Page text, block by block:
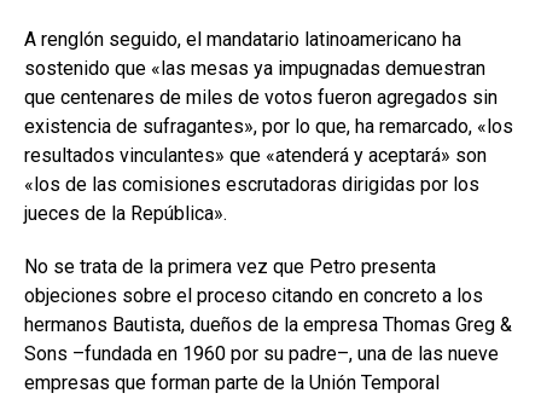
A renglón seguido, el mandatario latinoamericano ha
sostenido que «las mesas ya impugnadas demuestran
que centenares de miles de votos fueron agregados sin
existencia de sufragantes», por lo que, ha remarcado, «los
resultados vinculantes» que «atenderá y aceptará» son
«los de las comisiones escrutadoras dirigidas por los
jueces de la República».
No se trata de la primera vez que Petro presenta
objeciones sobre el proceso citando en concreto a los
hermanos Bautista, dueños de la empresa Thomas Greg &
Sons –fundada en 1960 por su padre–, una de las nueve
empresas que forman parte de la Unión Temporal